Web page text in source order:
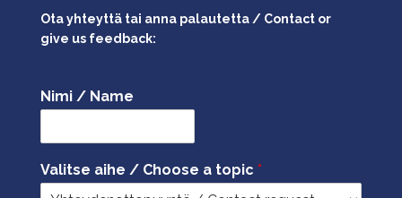
Ota yhteyttä tai anna palautetta / Contact or
give us feedback:
Nimi / Name
Valitse aihe / Choose a topic *